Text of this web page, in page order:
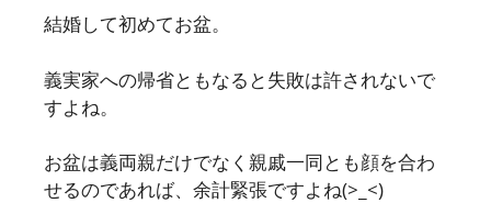
結婚して初めてお盆。
義実家への帰省ともなると失敗は許されないで
すよね。
お盆は義両親だけでなく親戚一同とも顔を合わ
せるのであれば、余計緊張ですよね(>_<)